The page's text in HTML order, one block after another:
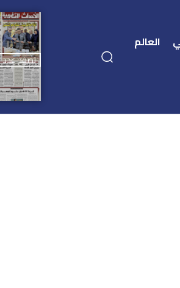
العالم
تصفح عدد 22 أبريل